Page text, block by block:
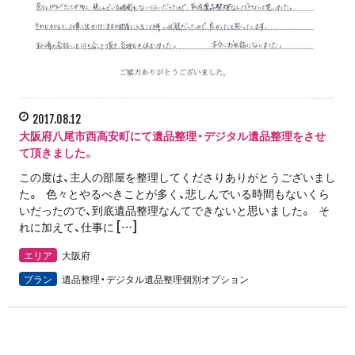
2017.08.12
大阪府八尾市西高安町にて遺品整理・デジタル遺品整理をさせ
て頂きました。
この度は、主人の部屋を整理してくださりありがとうございまし
た。 色々とやるべきことが多く、悲しんでいる時間もないくら
いだったので、到底遺品整理なんてできないと思いました。 そ
れに加えて、仕事に […]
エリア
大阪府
プラン
遺品整理・デジタル遺品整理個別オプション